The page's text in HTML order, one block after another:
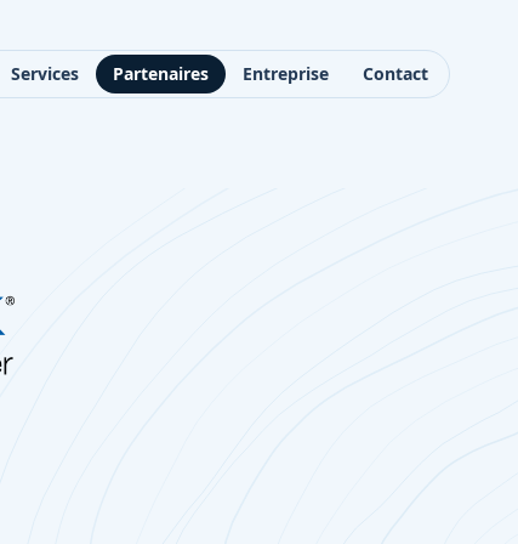
Services Partenaires Entreprise Contact